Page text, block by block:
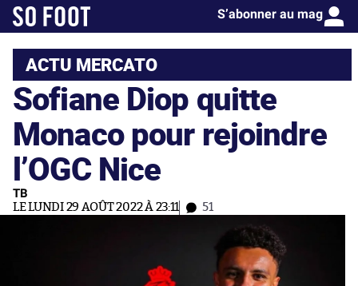
S’abonner au mag
ACTU MERCATO
Sofiane Diop quitte
Monaco pour rejoindre
l’OGC Nice
TB
LE LUNDI 29 AOÛT 2022 À 23:11 51